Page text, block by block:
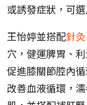
或誘發症狀，可
王怡婷並搭配針灸
穴，健運脾胃、
促進膝關節腔內
改善血液循環，